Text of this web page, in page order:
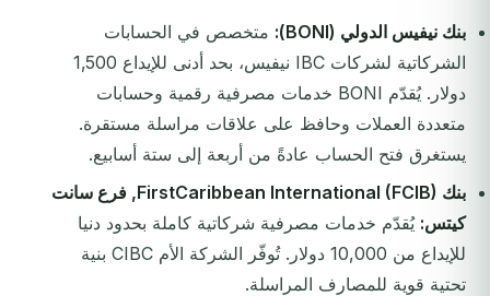
بنك نيفيس الدولي (BONI):
متخصص في الحسابات
الشركاتية لشركات IBC نيفيس، بحد أدنى للإيداع 1,500
دولار. يُقدّم BONI خدمات مصرفية رقمية وحسابات
متعددة العملات وحافظ على علاقات مراسلة مستقرة.
يستغرق فتح الحساب عادةً من أربعة إلى ستة أسابيع.
بنك FirstCaribbean International (FCIB), فرع سانت
كيتس: يُقدّم خدمات مصرفية شركاتية كاملة بحدود دنيا
للإيداع من 10,000 دولار. تُوفّر الشركة الأم CIBC بنية
تحتية قوية للمصارف المراسلة.